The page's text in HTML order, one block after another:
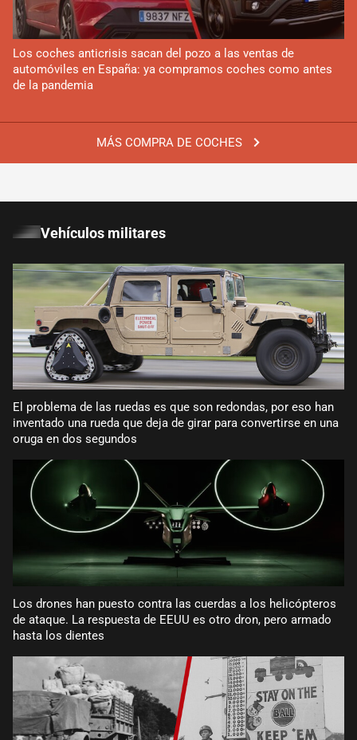
MÁS COMPRA DE COCHES
Los coches anticrisis sacan del pozo a las ventas de
automóviles en España: ya compramos coches como antes
de la pandemia
Vehículos militares
El problema de las ruedas es que son redondas, por eso han
inventado una rueda que deja de girar para convertirse en una
oruga en dos segundos
Los drones han puesto contra las cuerdas a los helicópteros
de ataque. La respuesta de EEUU es otro dron, pero armado
hasta los dientes